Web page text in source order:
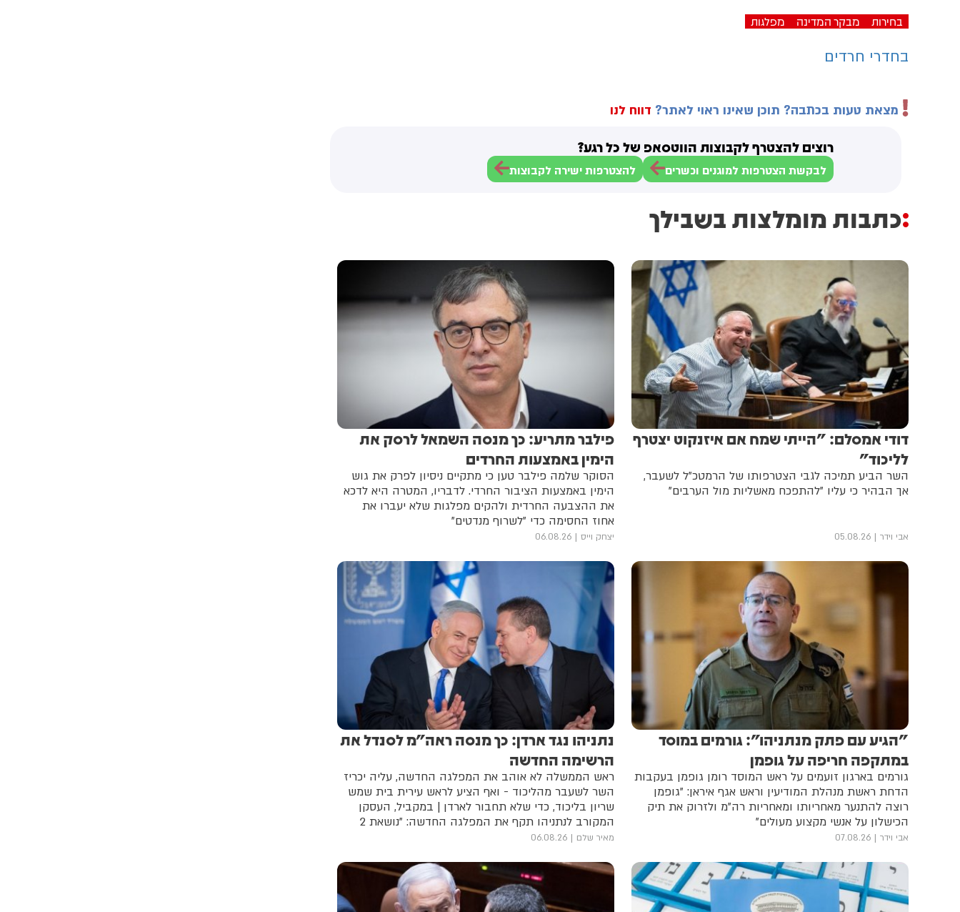
בחירות מבקר המדינה מפלגות
בחדרי חרדים
מצאת טעות בכתבה? תוכן שאינו ראוי לאתר? דווח לנו
רוצים להצטרף לקבוצות הווטסאפ של כל רגע?
לבקשת הצטרפות למוגנים וכשרים להצטרפות ישירה לקבוצות
כתבות מומלצות בשבילך
דודי אמסלם: "הייתי שמח אם איזנקוט יצטרף
לליכוד"
השר הביע תמיכה לגבי הצטרפותו של הרמטכ"ל לשעבר,
אך הבהיר כי עליו "להתפכח מאשליות מול הערבים"
אבי וידר 05.08.26
פילבר מתריע: כך מנסה השמאל לרסק את
הימין באמצעות החרדים
הסוקר שלמה פילבר טען כי מתקיים ניסיון לפרק את גוש
הימין באמצעות הציבור החרדי. לדבריו, המטרה היא לדכא
את ההצבעה החרדית ולהקים מפלגות שלא יעברו את
אחוז החסימה כדי "לשרוף מנדטים"
יצחק וייס 06.08.26
"הגיע עם פתק מנתניהו": גורמים במוסד
במתקפה חריפה על גופמן
גורמים בארגון זועמים על ראש המוסד רומן גופמן בעקבות
הדחת ראשת מנהלת המודיעין וראש אגף איראן: "גופמן
רוצה להתנער מאחריותו ומאחריות רה"מ ולזרוק את תיק
הכישלון על אנשי מקצוע מעולים"
אבי וידר 07.08.26
נתניהו נגד ארדן: כך מנסה ראה"מ לסנדל את
הרשימה החדשה
ראש הממשלה לא אוהב את המפלגה החדשה, עליה יכריז
השר לשעבר מהליכוד - ואף הציע לראש עירית בית שמש
שריון בליכוד, כדי שלא תחבור לארדן | במקביל, העסקן
המקורב לנתניהו תקף את המפלגה החדשה: "נושאת 2
דגלים: רק לא ביבי ושנאת חרדים"
מאיר שלם 06.08.26